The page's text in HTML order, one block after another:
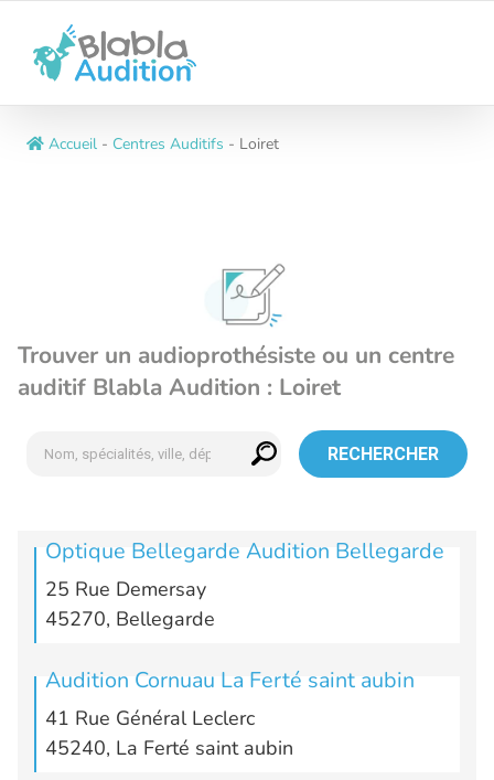
contenu
Accueil - Centres Auditifs - Loiret
Trouver un audioprothésiste ou un centre
auditif Blabla Audition : Loiret
RECHERCHER
Optique Bellegarde Audition Bellegarde
25 Rue Demersay
45270, Bellegarde
Audition Cornuau La Ferté saint aubin
41 Rue Général Leclerc
45240, La Ferté saint aubin